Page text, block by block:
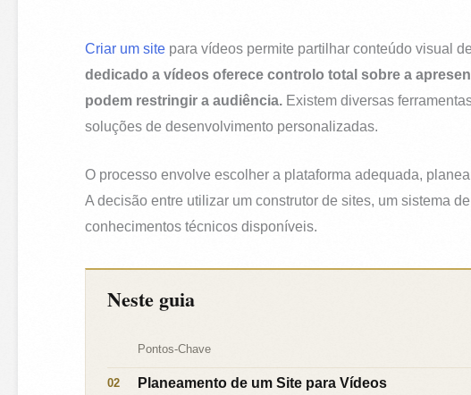
Criar um sitepara vídeos permite partilhar conteúdo visual
dedicado a vídeos oferece controlo total sobre a
podem restringir a audiência.Existem diversas
soluções de desenvolvimento personalizadas.
O processo envolve escolher a plataforma adequada,
A decisão entre utilizar um construtor de sites, um sistema
conhecimentos técnicos disponíveis.
Neste guia
Pontos-Chave
Planeamento de um Site para Vídeos